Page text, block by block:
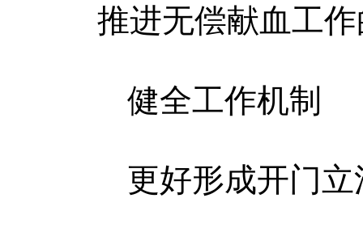
推进无偿献血工
健全工作机制
更好形成开门